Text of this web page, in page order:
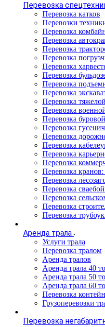
Перевозка
Перевозка катков
Перевозки
Перевозка
Перевозка
Перевозка
Перевозка
Перевозка
Перевозка
Перевозка
Перевозка
Перевозка
Перевозка
Перевозка
Перевозка
Перевозка
Перевозка
Перевозка
Перевозка
Перевозка
Перевозка
Перевозка
Перевозка
Перевозка
Перевозка
Аренда трала
Услуги трала
Перевозка тралом
Аренда тралов
Аренда трала 40
Аренда трала 50
Аренда трала 60
Перевозка
Грузоперевозки
Перевозка